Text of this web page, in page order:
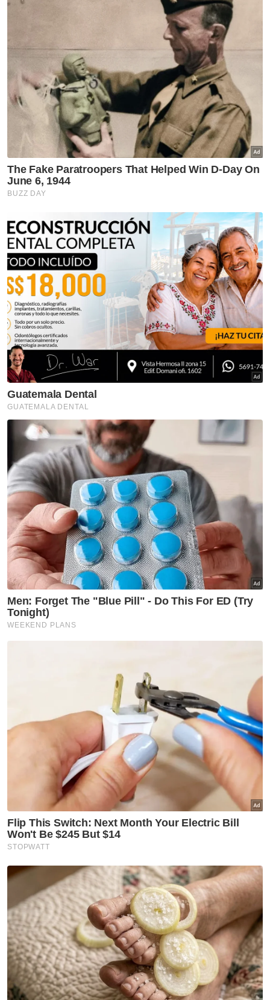
Keropok mengandungi racun tikus itu
dipercayai bagi tujuan menghalau haiwan liar
yang mengancam tanaman penduduk.
Ikuti Channel rasmi Sinar Harian di WhatsApp
supaya anda tidak terlepas berita-berita
Berita Telus & Tulus menerusi E-Mel setiap
hari!
Muat turun aplikasi Sinar Harian.
Wajah Arwah
Tersenyum
Semasa
Pasangan suami isteri dilapor
hilang ditahan selepas serah
diri
Semasa
Leong Kiew Hau hilang 9 hari,
kali terakhir dilihat di rumah